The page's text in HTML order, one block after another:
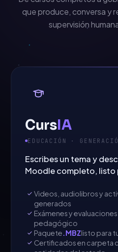
que produce, conversa y
supervisión
CursIA
EDUCACIÓN ·
Escribes un tema y
Moodle completo, listo
Videos, audiolibros y
generados
Exámenes y
pedagógico
Paquete.MBZlisto para
Certificados en carpeta